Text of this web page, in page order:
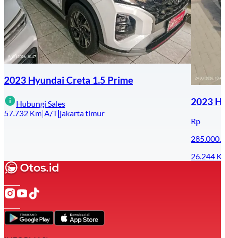
2023 Hyundai Creta 1.5 Prime
Hubungi Sales
57.732 Km|A/T|jakarta timur
2023
Rp
26.244